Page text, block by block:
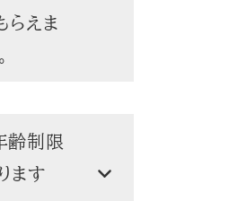
らえま
制限
ます